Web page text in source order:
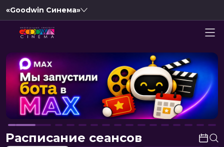
«Goodwin Синема»
Расписание сеансов